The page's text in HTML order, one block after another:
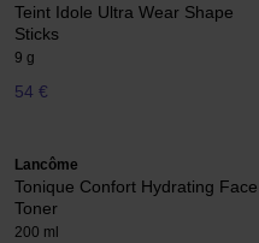
Teint Idole Ultra Wear Shape
Sticks
9 g
54 €
Lancôme
Tonique Confort Hydrating Face
Toner
200 ml